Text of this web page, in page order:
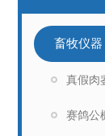
畜牧仪器
真假肉
赛鸽公